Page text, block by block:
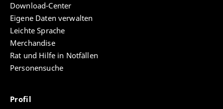
Download-Center
Eigene Daten verwalten
Leichte Sprache
Merchandise
Rat und Hilfe in Notfällen
Personensuche
Profil